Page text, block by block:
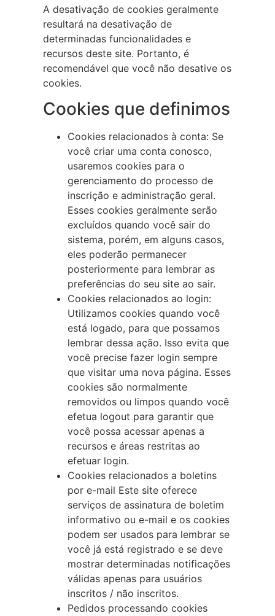
A desativação de cookies geralmente
resultará na desativação de
determinadas funcionalidades e
recursos deste site. Portanto, é
recomendável que você não desative os
cookies.
Cookies que definimos
Cookies relacionados à conta: Se
você criar uma conta conosco,
usaremos cookies para o
gerenciamento do processo de
inscrição e administração geral.
Esses cookies geralmente serão
excluídos quando você sair do
sistema, porém, em alguns casos,
eles poderão permanecer
posteriormente para lembrar as
preferências do seu site ao sair.
Cookies relacionados ao login:
Utilizamos cookies quando você
está logado, para que possamos
lembrar dessa ação. Isso evita que
você precise fazer login sempre
que visitar uma nova página. Esses
cookies são normalmente
removidos ou limpos quando você
efetua logout para garantir que
você possa acessar apenas a
recursos e áreas restritas ao
efetuar login.
Cookies relacionados a boletins
por e-mail Este site oferece
serviços de assinatura de boletim
informativo ou e-mail e os cookies
podem ser usados para lembrar se
você já está registrado e se deve
mostrar determinadas notificações
válidas apenas para usuários
inscritos / não inscritos.
Pedidos processando cookies